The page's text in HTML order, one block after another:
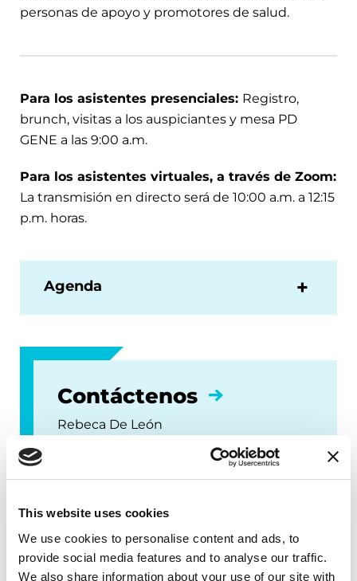
This website uses cookies
We use cookies to personalise content and ads, to
provide social media features and to analyse our traffic.
We also share information about your use of our site with
personas de apoyo y promotores de salud.
Para los asistentes presenciales: Registro,
brunch, visitas a los auspiciantes y mesa PD
GENE a las 9:00 a.m.
Para los asistentes virtuales, a través de Zoom:
La transmisión en directo será de 10:00 a.m. a 12:15
p.m. horas.
Agenda
Contáctenos
Rebeca De León
RDeleon@Parkinson.org